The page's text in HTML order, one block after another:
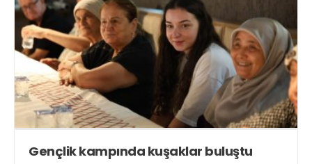
Gençlik kampında kuşaklar buluştu